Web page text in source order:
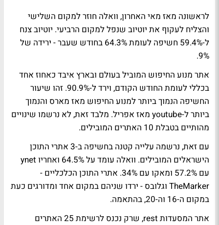
לראשונה מאז מאי האחרון, וואלה חוזר למקום השלישי
והצליח לעקוף את יוטיוב שנפל למקום הרביעי. יוטיוב צנח
ל-59.4% חשיפה לעומת 64.3% בחודש שעבר - ירידה של
9%.
אתר מנוע החיפוש המוביל בעולם ובארץ איבד כאחוז אחד
בכללי לעומת החודש הקודם, וירד ל-90.9%. זהו שיעור
החשיפה הנמוך ביותר למנוע החיפוש מאז מארס והנמוך
ביותר ל-youtube מאז אפריל. מלבד זאת, לא נרשמו שינויים
מהותיים בטבלת 10 האתרים המובילים.
עם זאת, נרשמה עלייה קטנה בחשיפה ב-3 אתרי התוכן
הישראלים המובילים. וואלה עומד על 64.5% ואחריו ynet
עם 57.2% ומאקו עם 34%. אתרי התוכן הכלכליים -
TheMarker וגלובס - ירדו שניהם במקום אחד ומדורגים כעת
במקום ה-16 וה-20, בהתאמה.
אתר המסעדות rest, שרק נכנס לרשימת 25 האתרים